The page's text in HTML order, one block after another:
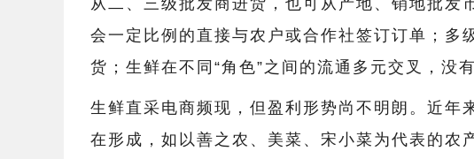
从二、三级批发商进货，也可从产地、销地批发
会一定比例的直接与农户或合作社签订订单；多
货；生鲜在不同“角色”之间的流通多元交叉，没
生鲜直采电商频现，但盈利形势尚不明朗。近年
在形成，如以善之农、美菜、宋小菜为代表的农